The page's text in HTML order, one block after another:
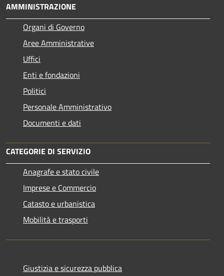
AMMINISTRAZIONE
Organi di Governo
Aree Amministrative
Uffici
Enti e fondazioni
Politici
Personale Amministrativo
Documenti e dati
CATEGORIE DI SERVIZIO
Anagrafe e stato civile
Imprese e Commercio
Catasto e urbanistica
Mobilità e trasporti
Giustizia e sicurezza pubblica